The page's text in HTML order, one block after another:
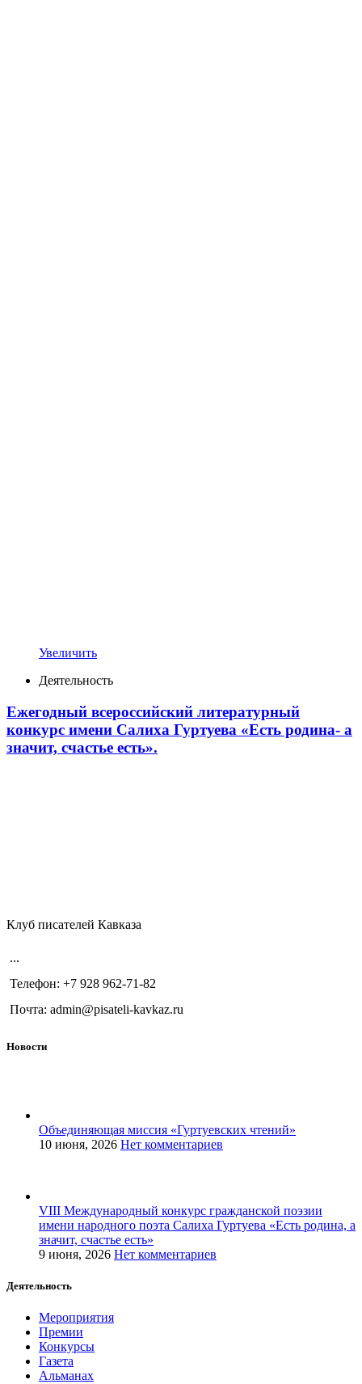
Увеличить
Деятельность
Ежегодный всероссийский литературный
конкурс имени Салиха Гуртуева «Есть родина- а
значит, счастье есть».
Клуб писателей Кавказа
...
Телефон: +7 928 962-71-82
Почта: admin@pisateli-kavkaz.ru
Новости
Объединяющая миссия «Гуртуевских чтений»
10 июня, 2026 Нет комментариев
VIII Международный конкурс гражданской поэзии
имени народного поэта Салиха Гуртуева «Есть родина, а
значит, счастье есть»
9 июня, 2026 Нет комментариев
Деятельность
Мероприятия
Премии
Конкурсы
Газета
Альманах